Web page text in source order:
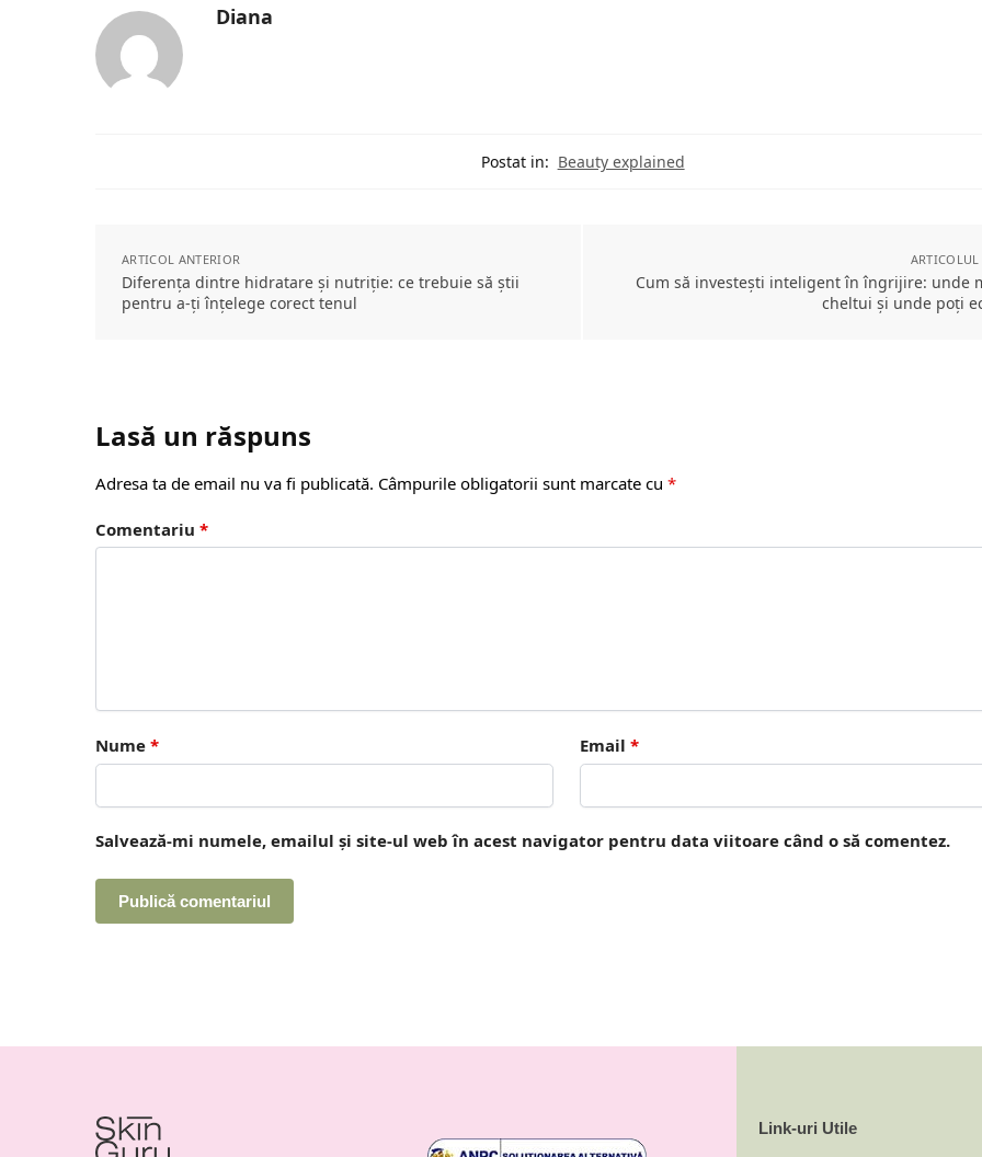
Diana
Postat in: Beauty explained
ARTICOL ANTERIOR
Diferența dintre hidratare și nutriție: ce trebuie să știi
pentru a-ți înțelege corect tenul
Cum să investești inteligent în îngrijire: unde
cheltui și unde poți
Lasă un răspuns
Adresa ta de email nu va fi publicată. Câmpurile obligatorii sunt marcate cu *
Comentariu *
Nume * Email *
Salvează-mi numele, emailul și site-ul web în acest navigator pentru data viitoare când o să comentez.
Link-uri Utile